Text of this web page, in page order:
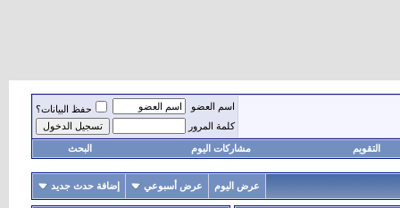
اسم العضو
حفظ البيانات؟
كلمة المرور
التقويم مشاركات اليوم البحث
عرض اليوم عرض أسبوعي إضافة حدث جديد